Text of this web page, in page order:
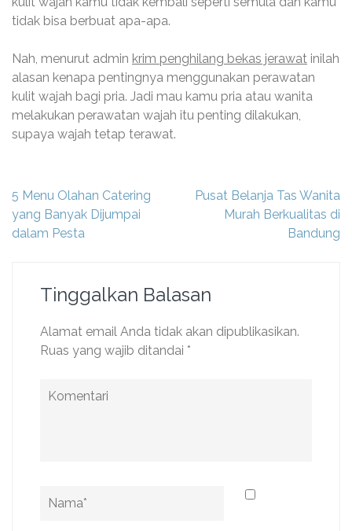
tidak bisa berbuat apa-apa.
Nah, menurut admin krim penghilang bekas jerawat inilah
alasan kenapa pentingnya menggunakan perawatan
kulit wajah bagi pria. Jadi mau kamu pria atau wanita
melakukan perawatan wajah itu penting dilakukan,
supaya wajah tetap terawat.
Navigasi
pos
5 Menu Olahan Catering
yang Banyak Dijumpai
dalam Pesta
Pusat Belanja Tas Wanita
Murah Berkualitas di
Bandung
Tinggalkan Balasan
Alamat email Anda tidak akan dipublikasikan.
Ruas yang wajib ditandai *
Komentari
Name